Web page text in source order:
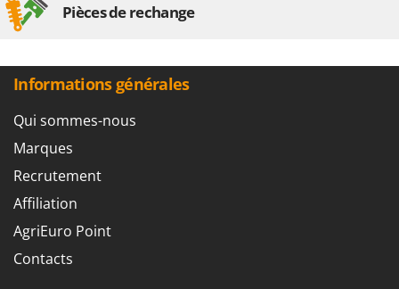
Pièces de rechange
Informations générales
Qui sommes-nous
Marques
Recrutement
Affiliation
AgriEuro Point
Contacts